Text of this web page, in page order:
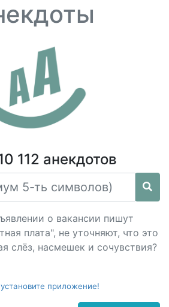
112 анекдотов
о вакансии пишут
плата", не уточняют, что это
слёз, насмешек и сочувствия?
приложение!